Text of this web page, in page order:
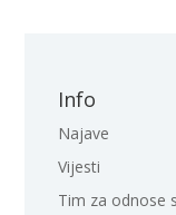
Info
Najave
Vijesti
Tim za odnose